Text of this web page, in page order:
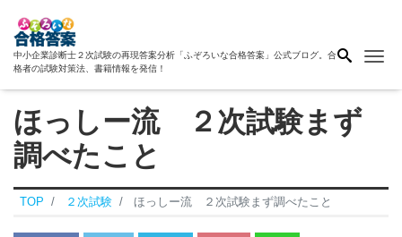
中小企業診断士２次試験の再現答案分析「ふぞろいな合格答案」公式ブログ。合
格者の試験対策法、書籍情報を発信！
ほっしー流 ２次試験まず
調べたこと
TOP ２次試験 ほっしー流 ２次試験まず調べたこと